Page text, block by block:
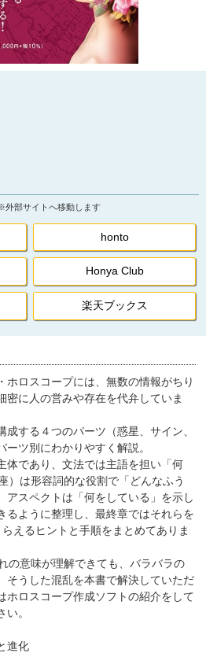
外部サイトへ移動します
honto
Honya Club
楽天ブックス
ホロスコープには、無数の情報がちり
密に人の営みや存在を代弁していま
する４つのパーツ（惑星、サイン、
ツ別にわかりやすく解説。
体であり、文法では主語を担い「何
）は形容詞的な役割で「どんなふう
アスペクトは「何をしている」を示し
るように整理し、最終章ではそれらを
えるヒントと手順をまとめてありま
の意味が理解できても、バラバラの
そうした混乱を本書で解決していただ
ホロスコープ作成ソフトの紹介をして
。
進化